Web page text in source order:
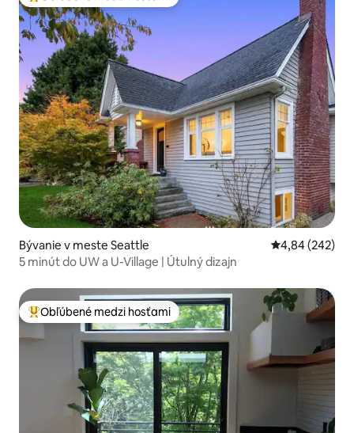
Najobľúbenejšie medzi hosťami
Bývanie v meste Seattle Priemerné
4,84 (242)
5 minút do UW a U-Village | Útulný dizajn
Najobľúbenejšie medzi hosťami
Obľúbené medzi hosťami